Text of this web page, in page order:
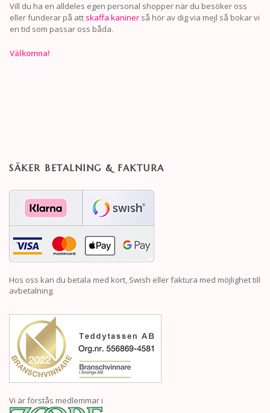
Vill du ha en alldeles egen personal shopper när du besöker oss
eller funderar på att skaffa kaniner så hör av dig via mejl så bokar vi
en tid som passar oss båda.
Välkomna!
SÄKER BETALNING & FAKTURA
Hos oss kan du betala med kort, Swish eller faktura med möjlighet till
avbetalning.
Vi är förstås medlemmar i